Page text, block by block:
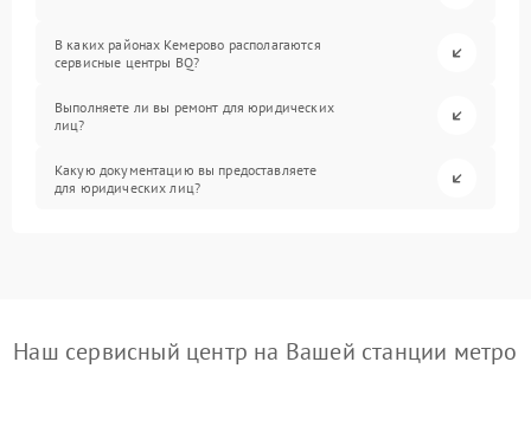
В каких районах Кемерово располагаются
сервисные центры BQ?
Выполняете ли вы ремонт для юридических
лиц?
Какую документацию вы предоставляете
для юридических лиц?
Наш сервисный центр на Вашей станции метро